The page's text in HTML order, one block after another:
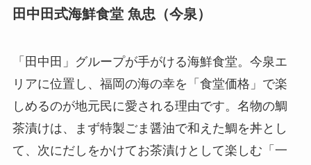
田中田式海鮮食堂 魚忠（今泉）
「田中田」グループが手がける海鮮食堂。今泉エ
リアに位置し、福岡の海の幸を「食堂価格」で楽
しめるのが地元民に愛される理由です。名物の鯛
茶漬けは、まず特製ごま醤油で和えた鯛を丼とし
て、次にだしをかけてお茶漬けとして楽しむ「一